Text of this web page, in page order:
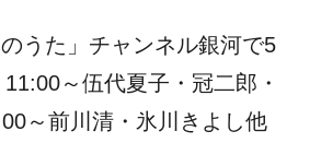
うた」チャンネル銀河で5
～伍代夏子・冠二郎・
～前川清・氷川きよし他